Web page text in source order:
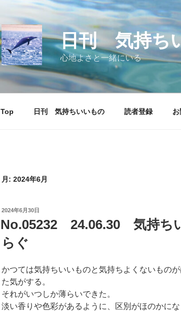
日刊 気持ち
心地よさと一緒にいる
Top 日刊 気持ちいいもの 読者登録
月: 2024年6月
投
日:
2024年6月30日
No.05232 24.06.30 気持ち
らぐ
かつては気持ちいいものと気持ちよくないもの
た気がする。
それがいつしか薄らいできた。
淡い香りや色彩があるように、区別がほのかにな